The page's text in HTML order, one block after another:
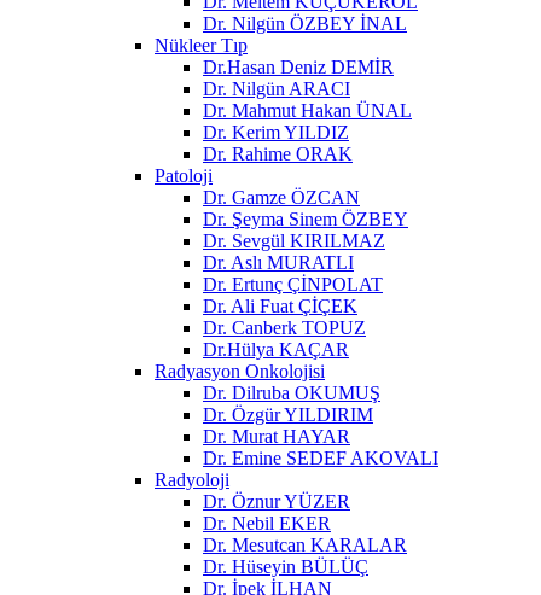
Dr. Nilgün ÖZBEY İNAL
Nükleer Tıp
Dr.Hasan Deniz DEMİR
Dr. Nilgün ARACI
Dr. Mahmut Hakan ÜNAL
Dr. Kerim YILDIZ
Dr. Rahime ORAK
Patoloji
Dr. Gamze ÖZCAN
Dr. Şeyma Sinem ÖZBEY
Dr. Sevgül KIRILMAZ
Dr. Aslı MURATLI
Dr. Ertunç ÇİNPOLAT
Dr. Ali Fuat ÇİÇEK
Dr. Canberk TOPUZ
Dr.Hülya KAÇAR
Radyasyon Onkolojisi
Dr. Dilruba OKUMUŞ
Dr. Özgür YILDIRIM
Dr. Murat HAYAR
Dr. Emine SEDEF AKOVALI
Radyoloji
Dr. Öznur YÜZER
Dr. Nebil EKER
Dr. Mesutcan KARALAR
Dr. Hüseyin BÜLÜÇ
Dr. İpek İLHAN